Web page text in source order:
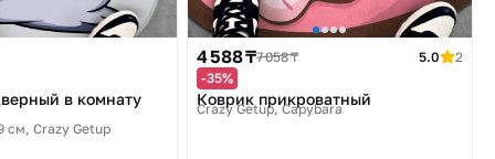
в комнату
см Crazy Getup
4 588 ₸7 058 ₸ 5.0
2
-35%
Коврик прикроватный
Crazy Getup, Capybara